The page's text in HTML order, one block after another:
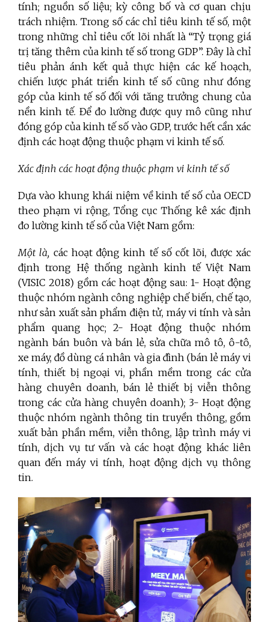
tính; nguồn số liệu; kỳ công bố và cơ quan chịu
trách nhiệm. Trong số các chỉ tiêu kinh tế số, một
trong những chỉ tiêu cốt lõi nhất là “Tỷ trọng giá
trị tăng thêm của kinh tế số trong GDP”. Đây là chỉ
tiêu phản ánh kết quả thực hiện các kế hoạch,
chiến lược phát triển kinh tế số cũng như đóng
góp của kinh tế số đối với tăng trưởng chung của
nền kinh tế. Để đo lường được quy mô cũng như
đóng góp của kinh tế số vào GDP, trước hết cần xác
định các hoạt động thuộc phạm vi kinh tế số.
Xác định các hoạt động thuộc phạm vi kinh tế số
Dựa vào khung khái niệm về kinh tế số của OECD
theo phạm vi rộng, Tổng cục Thống kê xác định
đo lường kinh tế số của Việt Nam gồm:
Một là, các hoạt động kinh tế số cốt lõi, được xác
định trong Hệ thống ngành kinh tế Việt Nam
(VISIC 2018) gồm các hoạt động sau: 1- Hoạt động
thuộc nhóm ngành công nghiệp chế biến, chế tạo,
như sản xuất sản phẩm điện tử, máy vi tính và sản
phẩm quang học; 2- Hoạt động thuộc nhóm
ngành bán buôn và bán lẻ, sửa chữa mô tô, ô-tô,
xe máy, đồ dùng cá nhân và gia đình (bán lẻ máy vi
tính, thiết bị ngoại vi, phần mềm trong các cửa
hàng chuyên doanh, bán lẻ thiết bị viễn thông
trong các cửa hàng chuyên doanh); 3- Hoạt động
thuộc nhóm ngành thông tin truyền thông, gồm
xuất bản phần mềm, viễn thông, lập trình máy vi
tính, dịch vụ tư vấn và các hoạt động khác liên
quan đến máy vi tính, hoạt động dịch vụ thông
tin.